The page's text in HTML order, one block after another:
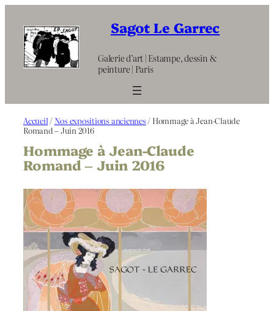
contenu
Sagot Le Garrec
Galerie d’art | Estampe, dessin &
peinture | Paris
Accueil / Nos expositions anciennes / Hommage à Jean-Claude
Romand – Juin 2016
Hommage à Jean-Claude
Romand – Juin 2016